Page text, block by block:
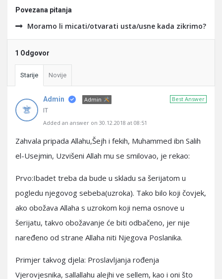
Povezana pitanja
Moramo li micati/otvarati usta/usne kada zikrimo?
1 Odgovor
Starije Novije
Best Answer
Admin Admin
IT
Added an answer on 30.12.2018 at 08:51
Zahvala pripada Allahu,Šejh i fekih, Muhammed ibn Salih
el-Usejmin, Uzvišeni Allah mu se smilovao, je rekao:
Prvo:Ibadet treba da bude u skladu sa šerijatom u
pogledu njegovog sebeba(uzroka). Tako bilo koji čovjek,
ako obožava Allaha s uzrokom koji nema osnove u
šerijatu, takvo obožavanje će biti odbačeno, jer nije
naređeno od strane Allaha niti Njegova Poslanika.
Primjer takvog djela: Proslavljanja rođenja
Vjerovjesnika, sallallahu alejhi ve sellem, kao i oni što